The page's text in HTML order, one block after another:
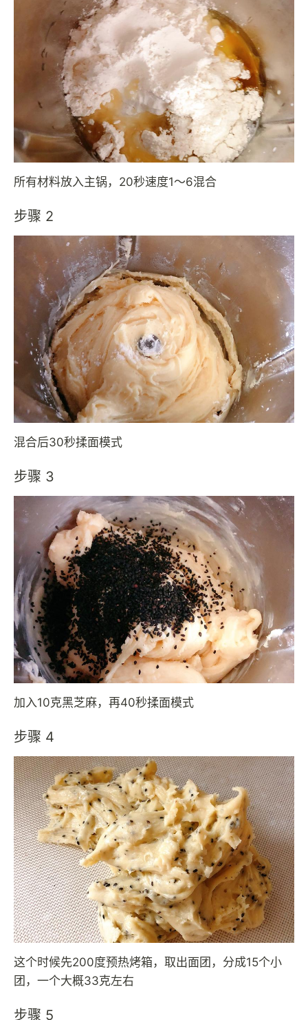
所有材料放入主锅，20秒速度1～6混合
步骤 2
混合后30秒揉面模式
步骤 3
加入10克黑芝麻，再40秒揉面模式
步骤 4
这个时候先200度预热烤箱，取出面团，分成15个小
团，一个大概33克左右
步骤 5